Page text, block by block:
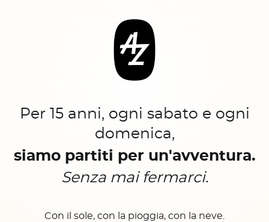
Per 15 anni, ogni sabato e ogni
domenica,
siamo partiti per un'avventura.
Senza mai fermarci.
Con il sole, con la pioggia, con la neve.